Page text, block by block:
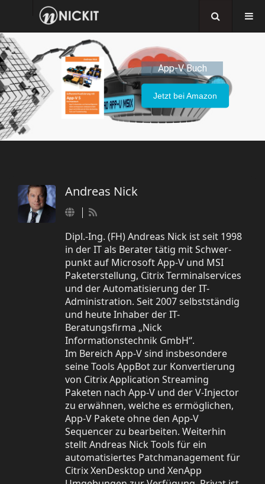
App-V Buch
Jetzt bei Amazon
Andreas Nick
Dipl.-Ing. (FH) Andreas Nick ist seit 1998
in der IT als Berater tätig mit Schwer-
punkt auf Microsoft App-V und MSI
Paketerstellung, Citrix Terminalservices
und der Automatisierung der IT-
Administration. Seit 2007 selbstständig
und heute Inhaber der IT-
Beratungsfirma „Nick
Informationstechnik GmbH“.
Im Bereich App-V sind insbesondere
seine Tools AppBot zur Konvertierung
von Citrix Application Streaming
Paketen nach App-V und der V-Injector
zu erwähnen, welche es ermöglichen,
App-V Pakete ohne den App-V
Sequencer zu bearbeiten. Weiterhin
stellt Andreas Nick Tools für ein
automatisiertes Patchmanagement für
Citrix XenDesktop und XenApp